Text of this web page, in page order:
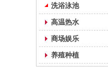
洗浴泳池
高温热水
商场娱乐
养殖种植